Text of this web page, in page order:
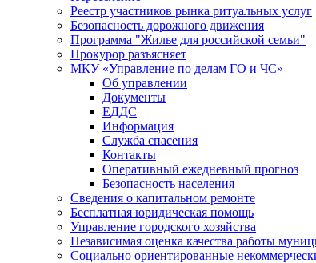
Реестр участников рынка ритуальных услуг
Безопасность дорожного движения
Программа "Жилье для российской семьи"
Прокурор разъясняет
МКУ «Управление по делам ГО и ЧС»
Об управлении
Документы
ЕДДС
Информация
Служба спасения
Контакты
Оперативный ежедневный прогноз
Безопасность населения
Сведения о капитальном ремонте
Бесплатная юридическая помощь
Управление городского хозяйства
Независимая оценка качества работы
Социально ориентированные